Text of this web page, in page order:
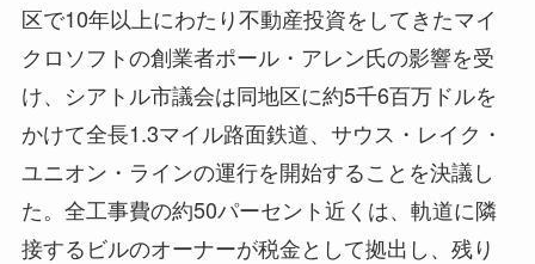
区で10年以上にわたり不動産投資をしてきたマイ
クロソフトの創業者ポール・アレン氏の影響を受
け、シアトル市議会は同地区に約5千6百万ドルを
かけて全長1.3マイル路面鉄道、サウス・レイク・
ユニオン・ラインの運行を開始することを決議し
た。全工事費の約50パーセント近くは、軌道に隣
接するビルのオーナーが税金として拠出し、残り